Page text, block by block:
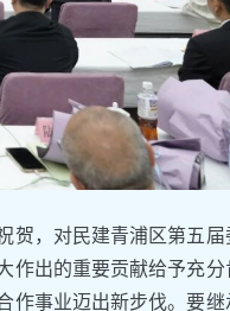
贺，对民建青浦区第五届
作出的重要贡献给予充分
作事业迈出新步伐。要继